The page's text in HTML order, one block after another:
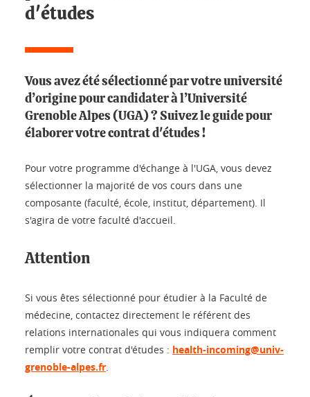
d'études
Vous avez été sélectionné par votre université
d’origine pour candidater à l’Université
Grenoble Alpes (UGA) ? Suivez le guide pour
élaborer votre contrat d'études !
Pour votre programme d'échange à l'UGA, vous devez
sélectionner la majorité de vos cours dans une
composante (faculté, école, institut, département). Il
s'agira de votre faculté d'accueil.
Attention
Si vous êtes sélectionné pour étudier à la Faculté de
médecine, contactez directement le référent des
relations internationales qui vous indiquera comment
remplir votre contrat d'études : health-incoming@univ-
grenoble-alpes.fr.